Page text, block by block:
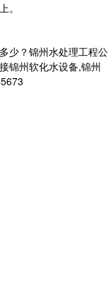
。
少？锦州水处理工程公
锦州软化水设备,锦州